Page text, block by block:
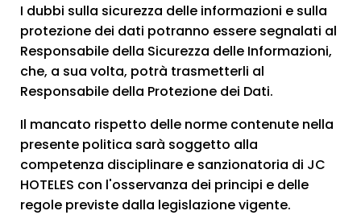
I dubbi sulla sicurezza delle informazioni e sulla
protezione dei dati potranno essere segnalati al
Responsabile della Sicurezza delle Informazioni,
che, a sua volta, potrà trasmetterli al
Responsabile della Protezione dei Dati.
Il mancato rispetto delle norme contenute nella
presente politica sarà soggetto alla
competenza disciplinare e sanzionatoria di JC
HOTELES con l'osservanza dei principi e delle
regole previste dalla legislazione vigente.